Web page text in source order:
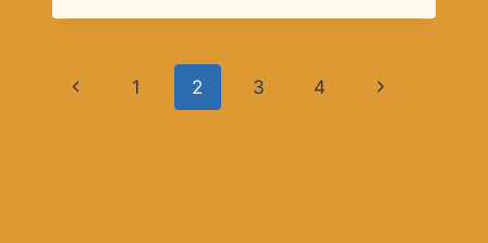
Paginanavigatie
Vorige
1 2 3 4
Volgende